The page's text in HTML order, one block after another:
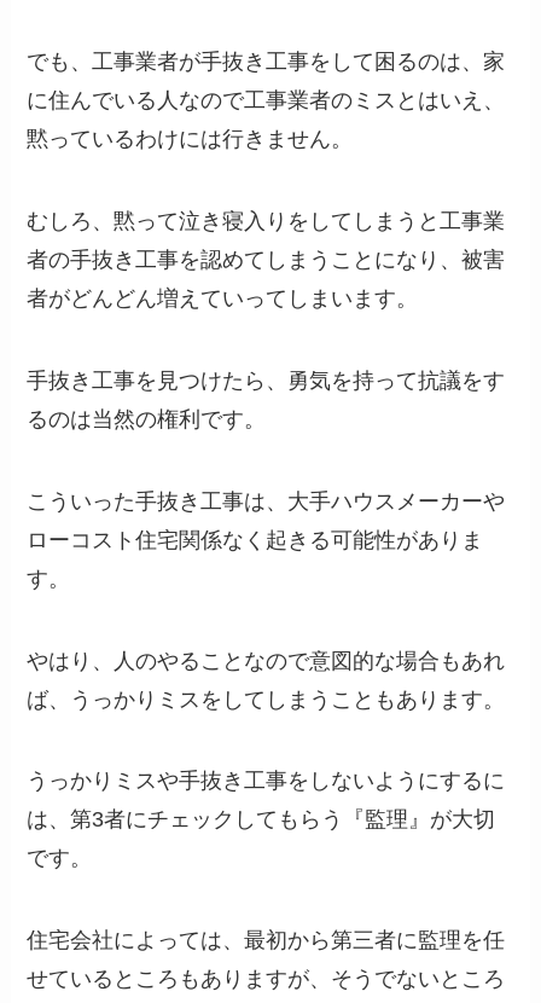
でも、工事業者が手抜き工事をして困るのは、家
に住んでいる人なので工事業者のミスとはいえ、
黙っているわけには行きません。
むしろ、黙って泣き寝入りをしてしまうと工事業
者の手抜き工事を認めてしまうことになり、被害
者がどんどん増えていってしまいます。
手抜き工事を見つけたら、勇気を持って抗議をす
るのは当然の権利です。
こういった手抜き工事は、大手ハウスメーカーや
ローコスト住宅関係なく起きる可能性がありま
す。
やはり、人のやることなので意図的な場合もあれ
ば、うっかりミスをしてしまうこともあります。
うっかりミスや手抜き工事をしないようにするに
は、第3者にチェックしてもらう『監理』が大切
です。
住宅会社によっては、最初から第三者に監理を任
せているところもありますが、そうでないところ